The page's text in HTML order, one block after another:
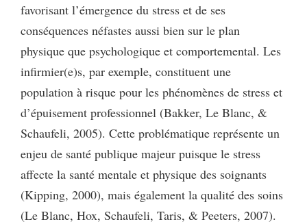
favorisant l’émergence du stress et de ses
conséquences néfastes aussi bien sur le plan
physique que psychologique et comportemental. Les
infirmier(e)s, par exemple, constituent une
population à risque pour les phénomènes de stress et
d’épuisement professionnel (Bakker, Le Blanc, &
Schaufeli, 2005). Cette problématique représente un
enjeu de santé publique majeur puisque le stress
affecte la santé mentale et physique des soignants
(Kipping, 2000), mais également la qualité des soins
(Le Blanc, Hox, Schaufeli, Taris, & Peeters, 2007).